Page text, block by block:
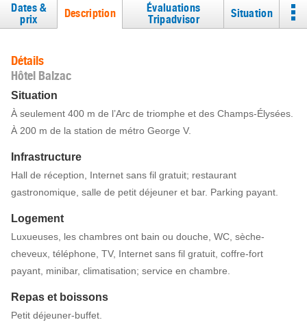
Dates &
prix
Description
Évaluations
Tripadvisor
Situation
Détails
Hôtel Balzac
Situation
À seulement 400 m de l’Arc de triomphe et des Champs-Élysées.
À 200 m de la station de métro George V.
Infrastructure
Hall de réception, Internet sans fil gratuit; restaurant
gastronomique, salle de petit déjeuner et bar. Parking payant.
Logement
Luxueuses, les chambres ont bain ou douche, WC, sèche-
cheveux, téléphone, TV, Internet sans fil gratuit, coffre-fort
payant, minibar, climatisation; service en chambre.
Repas et boissons
Petit déjeuner-buffet.